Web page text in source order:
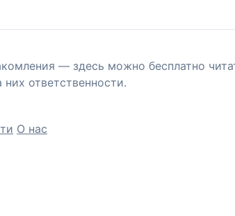
— здесь можно бесплатно
ответственности.
О нас